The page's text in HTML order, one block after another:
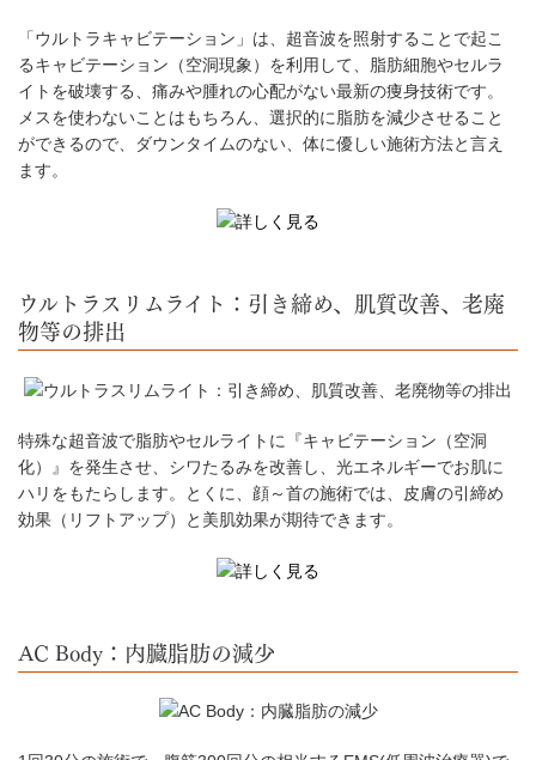
「ウルトラキャビテーション」は、超音波を照射することで起こ
るキャビテーション（空洞現象）を利用して、脂肪細胞やセルラ
イトを破壊する、痛みや腫れの心配がない最新の痩身技術です。
メスを使わないことはもちろん、選択的に脂肪を減少させること
ができるので、ダウンタイムのない、体に優しい施術方法と言え
ます。
ウルトラスリムライト：引き締め、肌質改善、老廃
物等の排出
特殊な超音波で脂肪やセルライトに『キャビテーション（空洞
化）』を発生させ、シワたるみを改善し、光エネルギーでお肌に
ハリをもたらします。とくに、顔～首の施術では、皮膚の引締め
効果（リフトアップ）と美肌効果が期待できます。
AC Body：内臓脂肪の減少